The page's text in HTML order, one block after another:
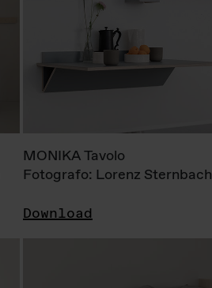
MONIKA Tavolo
Fotografo: Lorenz Sternbach
Download